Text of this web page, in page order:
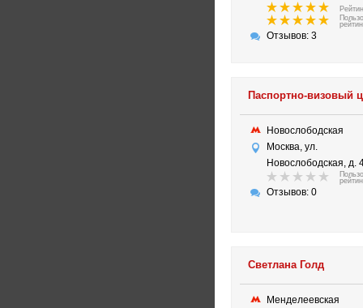
Отзывов: 3
Паспортно-визовый
Новослободская
Москва, ул.
Новослободская, д.
Отзывов: 0
Светлана Голд
Менделеевская